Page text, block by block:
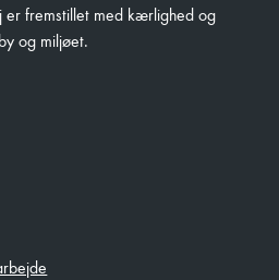
er fremstillet med kærlighed og
og miljøet.